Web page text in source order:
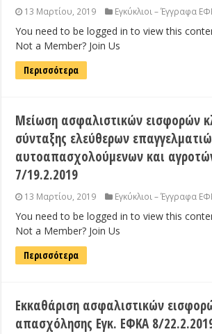
13 Μαρτίου, 2019 Εγκύκλιοι – Έγγραφα
You need to be logged in to view this
Not a Member? Join Us
Περισσότερα
Μείωση ασφαλιστικών εισφορών
σύνταξης ελεύθερων
αυτοαπασχολούμενων και
7/19.2.2019
13 Μαρτίου, 2019 Εγκύκλιοι – Έγγραφα
You need to be logged in to view this
Not a Member? Join Us
Περισσότερα
Εκκαθάριση ασφαλιστικών
απασχόλησης Εγκ. ΕΦΚΑ 8/